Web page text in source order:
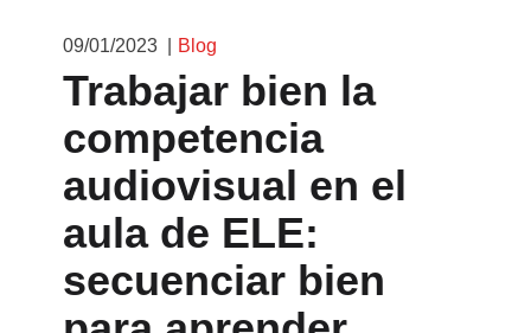
09/01/2023 Blog
Trabajar bien la
competencia
audiovisual en el
aula de ELE:
secuenciar bien